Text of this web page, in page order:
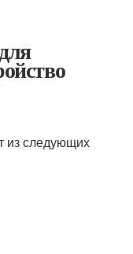
из следующих